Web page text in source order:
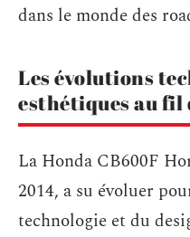
dans le monde des
Les évolutions
esthétiques au fil
La Honda CB600F
2014, a su évoluer
technologie et du